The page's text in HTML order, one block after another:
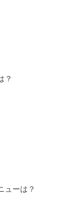
？
ューは？